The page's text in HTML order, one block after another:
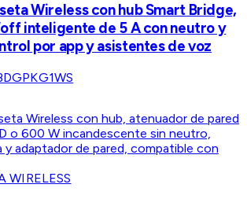
Wireless con hub Smart Bridge,
inteligente de 5 A con neutro y
por app y asistentes de voz
WIRELESS